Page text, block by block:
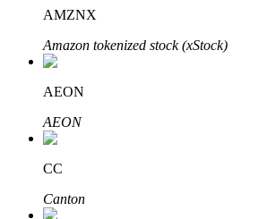
Bitruści Partnerzy
AMZNX
Amazon tokenized stock (xStock)
AEON
AEON
CC
Canton